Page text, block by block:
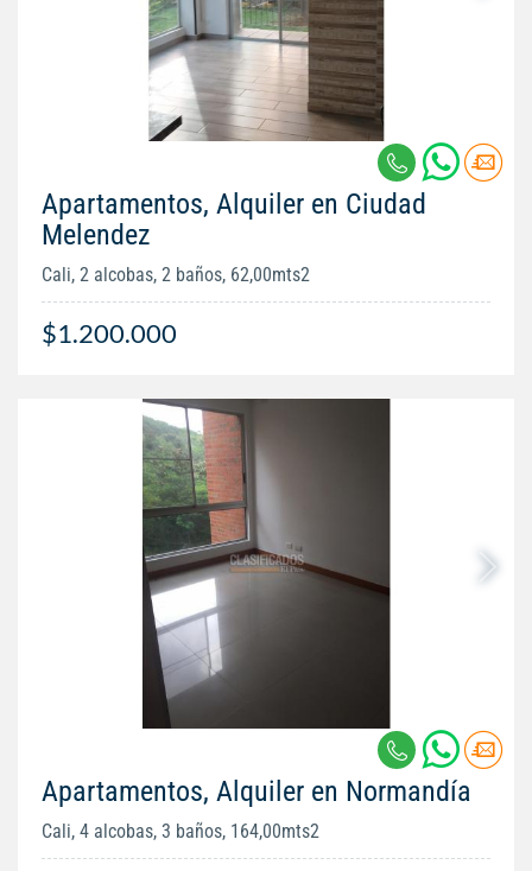
Apartamentos, Alquiler en Ciudad
Melendez
Cali, 2 alcobas, 2 baños, 62,00mts2
$1.200.000
Apartamentos, Alquiler en Normandía
Cali, 4 alcobas, 3 baños, 164,00mts2